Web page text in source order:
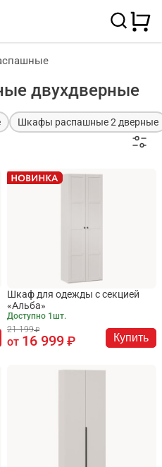
двухдверные
Шкафы распашные 2 дверные
Шкаф для одежды с секцией
«Альба»
Доступно 1шт.
21 199
от 16 999 Купить